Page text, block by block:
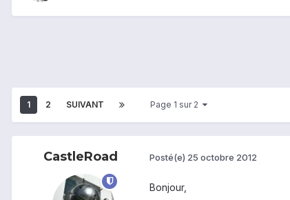
1 2 SUIVANT Page 1 sur 2
CastleRoad Posté(e) 25 octobre 2012
Bonjour,